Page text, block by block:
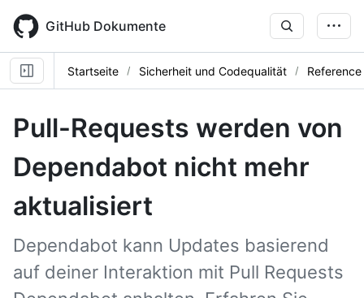
main
content
GitHub Dokumente
Startseite Sicherheit und Codequalität Reference
Pull-Requests werden von
Dependabot nicht mehr
aktualisiert
Dependabot kann Updates basierend
auf deiner Interaktion mit Pull Requests